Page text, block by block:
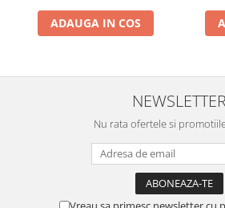
ADAUGA IN COS
Nu rata ofertele si